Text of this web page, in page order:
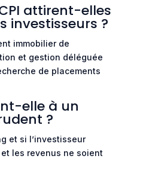
attirent-elles
investisseurs ?
immobilier de
et gestion déléguée
de placements
elle à un
?
et si l’investisseur
les revenus ne soient